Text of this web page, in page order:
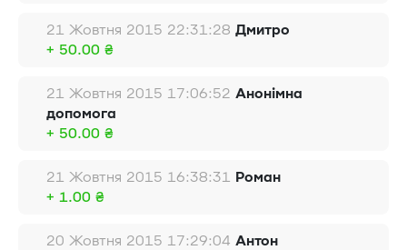
21 Жовтня 2015 22:31:28 Дмитро
+ 50.00 ₴
21 Жовтня 2015 17:06:52 Анонімна
допомога
+ 50.00 ₴
21 Жовтня 2015 16:38:31 Роман
+ 1.00 ₴
20 Жовтня 2015 17:29:04 Антон